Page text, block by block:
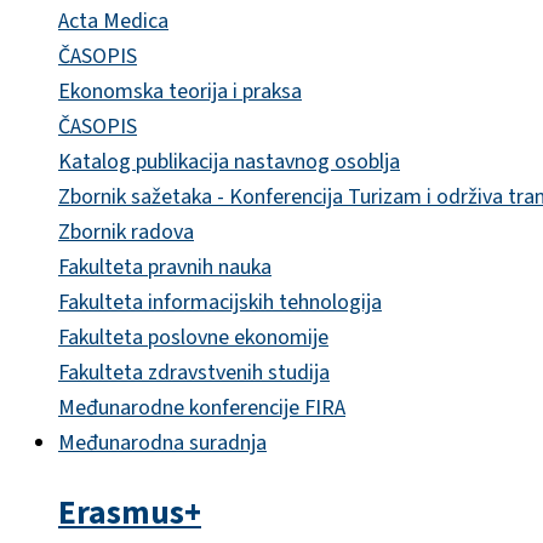
Acta Medica
ČASOPIS
Ekonomska teorija i praksa
ČASOPIS
Katalog publikacija nastavnog osoblja
Zbornik sažetaka - Konferencija Turizam i održiva
Zbornik radova
Fakulteta pravnih nauka
Fakulteta informacijskih tehnologija
Fakulteta poslovne ekonomije
Fakulteta zdravstvenih studija
Međunarodne konferencije FIRA
Međunarodna suradnja
Erasmus+